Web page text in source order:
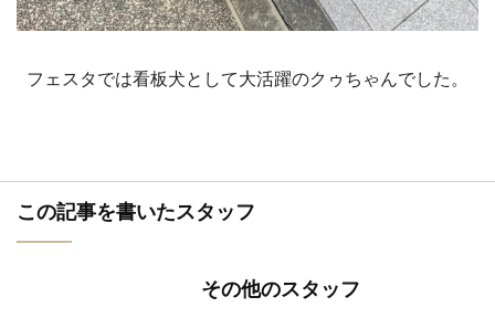
フェスタでは看板犬として大活躍のクゥちゃんでした。
この記事を書いたスタッフ
その他のスタッフ